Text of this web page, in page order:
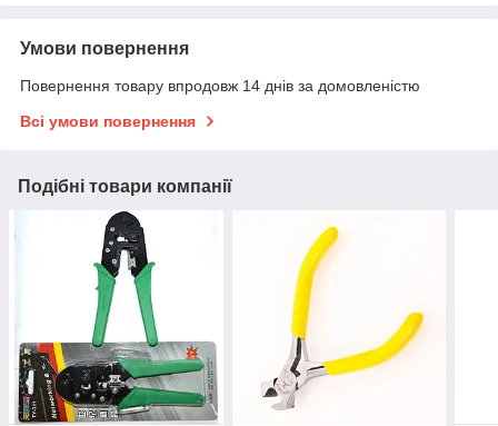
Умови повернення
Повернення товару впродовж 14 днів за домовленістю
Всі умови повернення
Подібні товари компанії